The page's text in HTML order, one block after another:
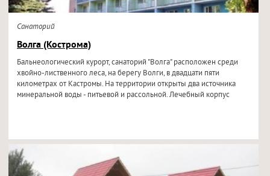
Санаторий
Волга (Кострома)
Бальнеологический курорт, санаторий "Волга" расположен среди
хвойно-лиственного леса, на берегу Волги, в двадцати пяти
километрах от Кастромы. На территории открыты два источника
минеральной воды - питьевой и рассольной. Лечебный корпус